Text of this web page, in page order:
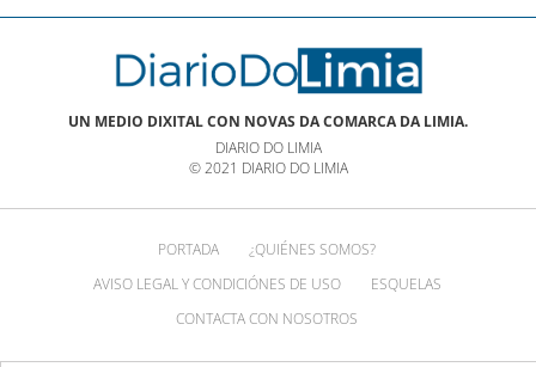
UN MEDIO DIXITAL CON NOVAS DA COMARCA DA LIMIA.
DIARIO DO LIMIA
© 2021 DIARIO DO LIMIA
PORTADA
¿QUIÉNES SOMOS?
AVISO LEGAL Y CONDICIÓNES DE USO
ESQUELAS
CONTACTA CON NOSOTROS